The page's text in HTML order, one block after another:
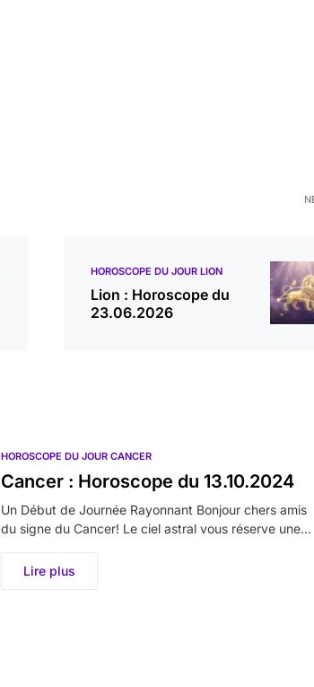
HOROSCOPE DU JOUR LION
Lion : Horoscope du
23.06.2026
HOROSCOPE DU JOUR CANCER
Cancer : Horoscope du 13.10.2024
Un Début de Journée Rayonnant Bonjour chers amis
du signe du Cancer! Le ciel astral vous réserve une…
Lire plus